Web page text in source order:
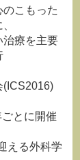
こもった
治療を主要
とに開催
える外科学